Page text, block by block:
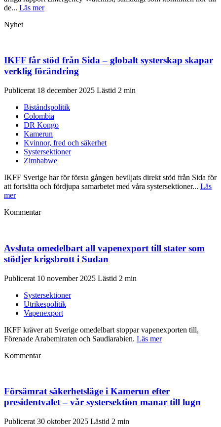
de... Läs mer
Nyhet
IKFF får stöd från Sida – globalt systerskap skapar
verklig förändring
Publicerat 18 december 2025
Biståndspolitik
Colombia
DR Kongo
Kamerun
Kvinnor, fred och säkerhet
Systersektioner
Zimbabwe
IKFF Sverige har för första gången beviljats direkt stöd från Sida för
att fortsätta och fördjupa samarbetet med våra systersektioner... Läs
mer
Kommentar
Avsluta omedelbart all vapenexport till stater som
stödjer krigsbrott i Sudan
Publicerat 10 november 2025
Systersektioner
Utrikespolitik
Vapenexport
IKFF kräver att Sverige omedelbart stoppar vapenexporten till,
Förenade Arabemiraten och Saudiarabien. Läs mer
Kommentar
Försämrat säkerhetsläge i Kamerun efter
presidentvalet – vår systersektion manar till lugn
Publicerat 30 oktober 2025